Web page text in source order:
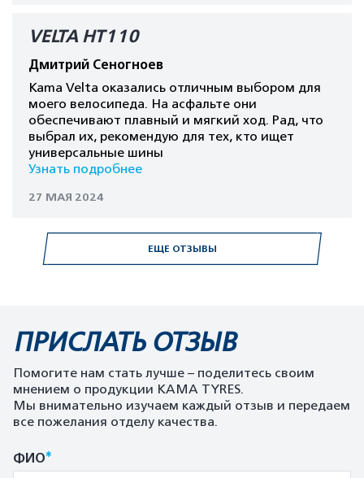
ЕЩЕ ОТЗЫВЫ
VELTA HT110
Дмитрий Сеногноев
Kama Velta оказались отличным выбором для
моего велосипеда. На асфальте они
обеспечивают плавный и мягкий ход. Рад, что
выбрал их, рекомендую для тех, кто ищет
универсальные шины
Узнать подробнее
27 МАЯ 2024
ПРИСЛАТЬ ОТЗЫВ
Помогите нам стать лучше – поделитесь своим
мнением о продукции KAMA TYRES.
Мы внимательно изучаем каждый отзыв и передаем
все пожелания отделу качества.
ФИО*